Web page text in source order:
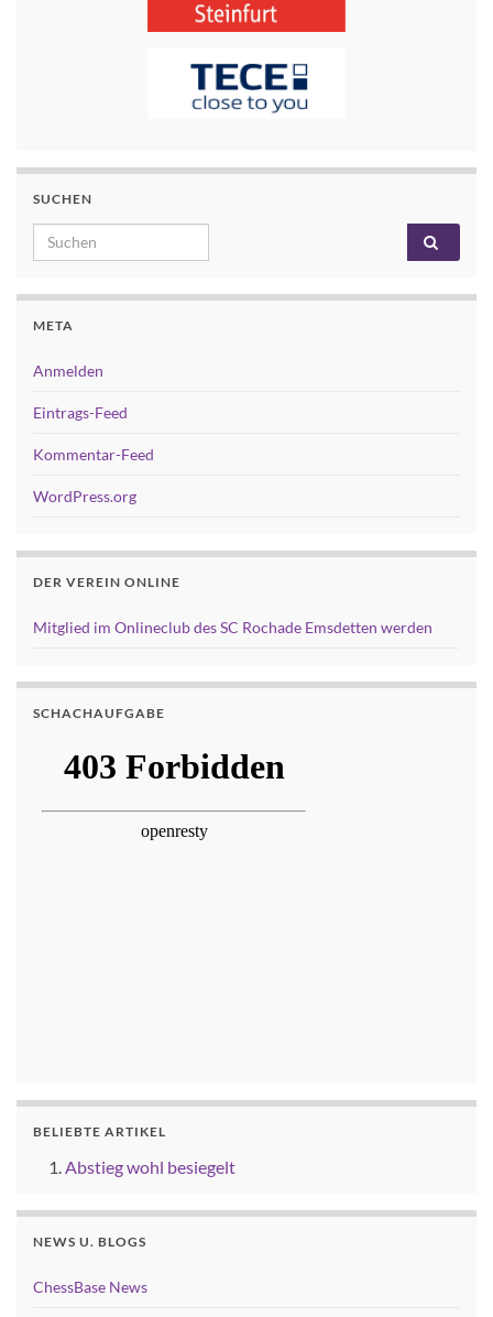
SUCHEN
Search for:
META
Anmelden
Eintrags-Feed
Kommentar-Feed
WordPress.org
DER VEREIN ONLINE
Mitglied im Onlineclub des SC Rochade Emsdetten werden
SCHACHAUFGABE
BELIEBTE ARTIKEL
Abstieg wohl besiegelt
NEWS U. BLOGS
ChessBase News